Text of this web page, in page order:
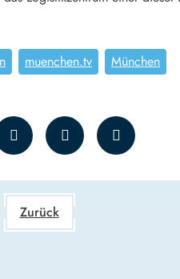
muenchen.tv München
Zurück